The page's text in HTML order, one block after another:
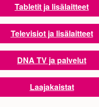
Tabletit ja lisälaitteet
Televisiot ja lisälaitteet
DNA TV ja palvelut
Laajakaistat